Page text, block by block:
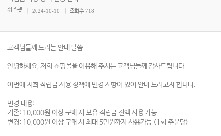
쉬즈펫 2024-10-10 조회수718
고객님들께 드리는 안내 말씀
안녕하세요, 저희 쇼핑몰을 이용해 주시는 고객님들께 감사드립니다.
이번에 저희 적립금 사용 정책에 변경 사항이 있어 안내 드리고자 합니다.
변경 내용:
기존: 10,000원 이상 구매 시 보유 적립금 전액 사용 가능
변경: 10,000원 이상 구매 시 최대 5만원까지 사용가능 (1회 주문당)